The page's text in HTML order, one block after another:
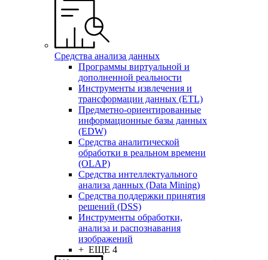
Средства анализа данных
Программы виртуальной и
дополненной реальности
Инструменты извлечения и
трансформации данных (ETL)
Предметно-ориентированные
информационные базы данных
(EDW)
Средства аналитической
обработки в реальном времени
(OLAP)
Средства интеллектуального
анализа данных (Data Mining)
Средства поддержки принятия
решений (DSS)
Инструменты обработки,
анализа и распознавания
изображений
+ ЕЩЕ 4